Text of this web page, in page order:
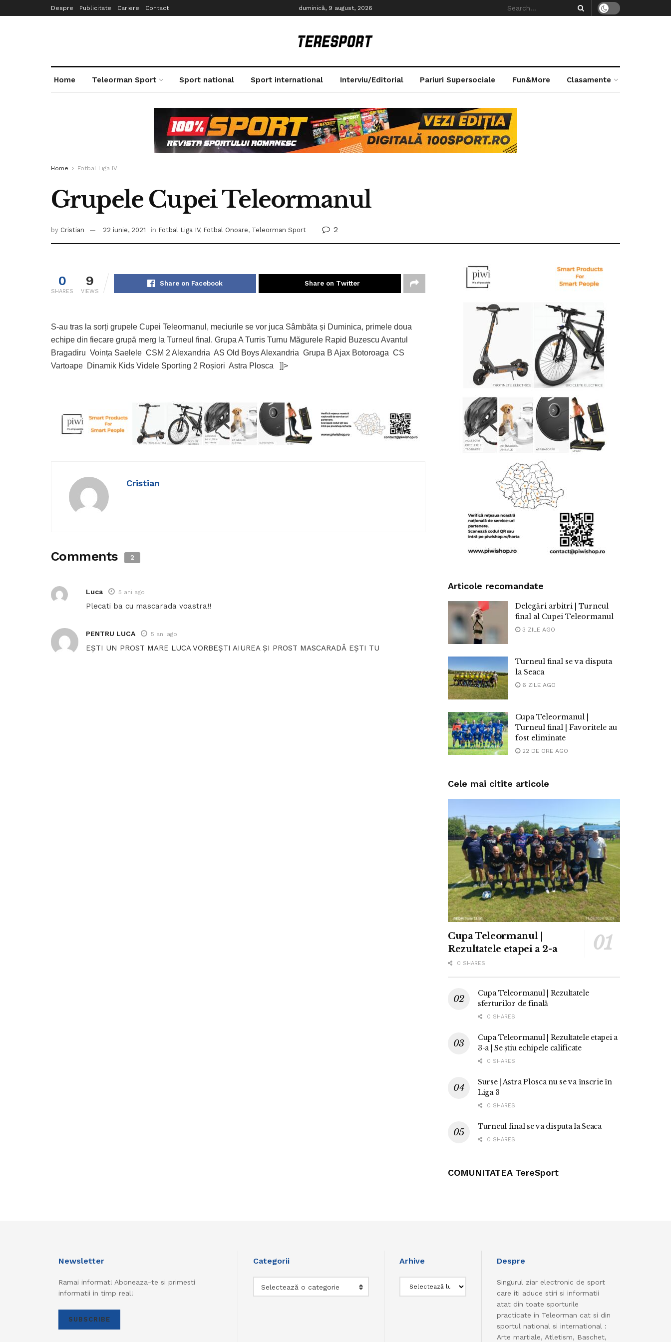
Despre Publicitate Cariere Contact duminică, 9 august, 2026
Home Teleorman Sport Sport national Sport international Interviu/Editorial Pariuri Supersociale Fun&More Clasamente
Home Fotbal Liga IV
Grupele Cupei Teleormanul
by Cristian 22 iunie, 2021 in Fotbal Liga IV, Fotbal Onoare, Teleorman Sport 2
0
SHARES
9
VIEWS
Share on Facebook Share on Twitter
S-au tras la sorți grupele Cupei Teleormanul, meciurile se vor juca Sâmbăta și Duminica, primele doua
echipe din fiecare grupă merg la Turneul final. Grupa A Turris Turnu Măgurele Rapid Buzescu Avantul
Bragadiru Voința Saelele CSM 2 Alexandria AS Old Boys Alexandria Grupa B Ajax Botoroaga CS
Vartoape Dinamik Kids Videle Sporting 2 Roșiori Astra Plosca ]]>
Cristian
Comments 2
Luca 5 ani ago
Plecati ba cu mascarada voastra!!
PENTRU LUCA 5 ani ago
EȘTI UN PROST MARE LUCA VORBEȘTI AIUREA ȘI PROST MASCARADĂ EȘTI TU
Articole recomandate
Delegări arbitri | Turneul
final al Cupei Teleormanul
3 ZILE AGO
Turneul final se va disputa
la Seaca
6 ZILE AGO
Cupa Teleormanul |
Turneul final | Favoritele au
fost eliminate
22 DE ORE AGO
Cele mai citite articole
Cupa Teleormanul |
Rezultatele etapei a 2-a
0 SHARES
Cupa Teleormanul | Rezultatele
sferturilor de finală
0 SHARES
Cupa Teleormanul | Rezultatele etapei a
3-a | Se știu echipele calificate
0 SHARES
Surse | Astra Plosca nu se va înscrie în
Liga 3
0 SHARES
Turneul final se va disputa la Seaca
0 SHARES
COMUNITATEA TereSport
Newsletter
Ramai informat! Aboneaza-te si primesti
informatii in timp real!
SUBSCRIBE
Categorii
Selectează o categorie
Arhive Despre
Singurul ziar electronic de sport
care iti aduce stiri si informatii
atat din toate sporturile
practicate in Teleorman cat si din
sportul national si international :
Arte martiale, Atletism, Baschet,